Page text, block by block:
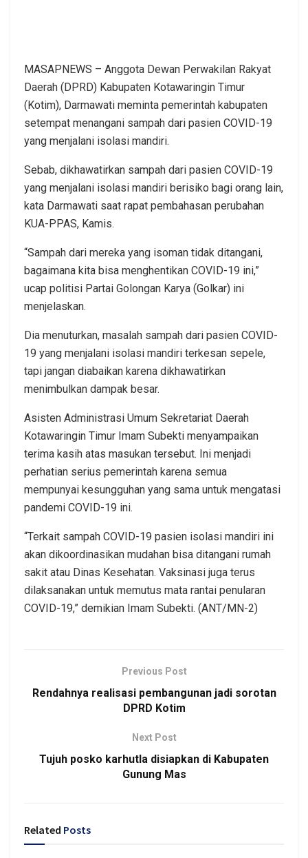
MASAPNEWS – Anggota Dewan Perwakilan Rakyat
Daerah (DPRD) Kabupaten Kotawaringin Timur
(Kotim), Darmawati meminta pemerintah kabupaten
setempat menangani sampah dari pasien COVID-19
yang menjalani isolasi mandiri.
Sebab, dikhawatirkan sampah dari pasien COVID-19
yang menjalani isolasi mandiri berisiko bagi orang lain,
kata Darmawati saat rapat pembahasan perubahan
KUA-PPAS, Kamis.
“Sampah dari mereka yang isoman tidak ditangani,
bagaimana kita bisa menghentikan COVID-19 ini,”
ucap politisi Partai Golongan Karya (Golkar) ini
menjelaskan.
Dia menuturkan, masalah sampah dari pasien COVID-
19 yang menjalani isolasi mandiri terkesan sepele,
tapi jangan diabaikan karena dikhawatirkan
menimbulkan dampak besar.
Asisten Administrasi Umum Sekretariat Daerah
Kotawaringin Timur Imam Subekti menyampaikan
terima kasih atas masukan tersebut. Ini menjadi
perhatian serius pemerintah karena semua
mempunyai kesungguhan yang sama untuk mengatasi
pandemi COVID-19 ini.
“Terkait sampah COVID-19 pasien isolasi mandiri ini
akan dikoordinasikan mudahan bisa ditangani rumah
sakit atau Dinas Kesehatan. Vaksinasi juga terus
dilaksanakan untuk memutus mata rantai penularan
COVID-19,” demikian Imam Subekti. (ANT/MN-2)
Previous Post
Rendahnya realisasi pembangunan jadi sorotan
DPRD Kotim
Next Post
Tujuh posko karhutla disiapkan di Kabupaten
Gunung Mas
Related Posts